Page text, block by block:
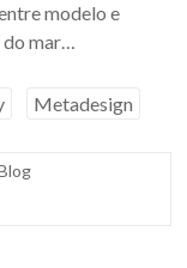
modelo e
mar…
Metadesign